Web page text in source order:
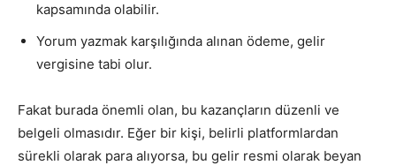
kapsamında olabilir.
Yorum yazmak karşılığında alınan ödeme, gelir
vergisine tabi olur.
Fakat burada önemli olan, bu kazançların düzenli ve
belgeli olmasıdır. Eğer bir kişi, belirli platformlardan
sürekli olarak para alıyorsa, bu gelir resmi olarak beyan